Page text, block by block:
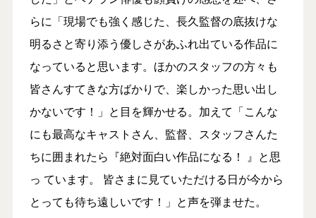
らに「現場でも強く感じた、長久監督の底抜けな
明るさと寄り添う優しさがあふれ出ている作品に
なっていると思います。ほかのスタッフの方々も
皆さんすてきな方ばかりで、楽しかった思い出し
かないです！」と目を輝かせる。加えて「こんな
にも最高なキャストさん、監督、スタッフさんた
ちに囲まれたら『絶対面白い作品になる！ 』と思
っ ています。 皆さまに見ていただける日が今から
とっても待ち遠しいです！」と声を弾ませた。